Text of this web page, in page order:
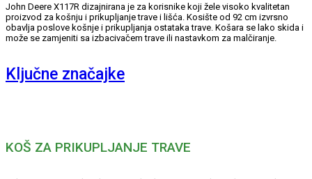
John Deere X117R dizajnirana je za korisnike koji žele visoko kvalitetan
proizvod za košnju i prikupljanje trave i lišća. Kosište od 92 cm izvrsno
obavlja poslove košnje i prikupljanja ostataka trave. Košara se lako skida i
može se zamjeniti sa izbacivačem trave ili nastavkom za malčiranje.
Ključne značajke
KOŠ ZA PRIKUPLJANJE TRAVE